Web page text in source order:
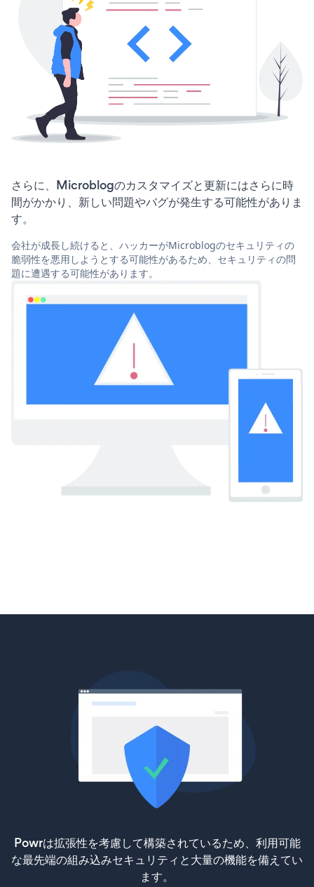
さらに、Microblogのカスタマイズと更新にはさらに時
間がかかり、新しい問題やバグが発生する可能性がありま
す。
会社が成長し続けると、ハッカーがMicroblogのセキュリティの
脆弱性を悪用しようとする可能性があるため、セキュリティの問
題に遭遇する可能性があります。
Powrは拡張性を考慮して構築されているため、利用可能
な最先端の組み込みセキュリティと大量の機能を備えてい
ます。